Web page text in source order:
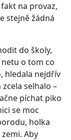
na provaz,
stejně žádná
do školy,
o tom co
hledala nejdřív
selhalo –
píchat piko
se moc
holka
Aby